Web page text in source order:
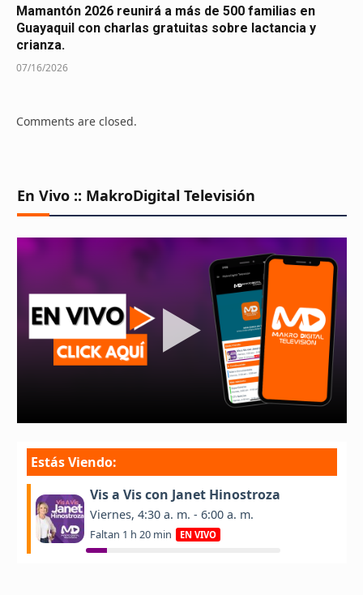
Mamantón 2026 reunirá a más de 500 familias en
Guayaquil con charlas gratuitas sobre lactancia y
crianza.
07/16/2026
Comments are closed.
En Vivo :: MakroDigital Televisión